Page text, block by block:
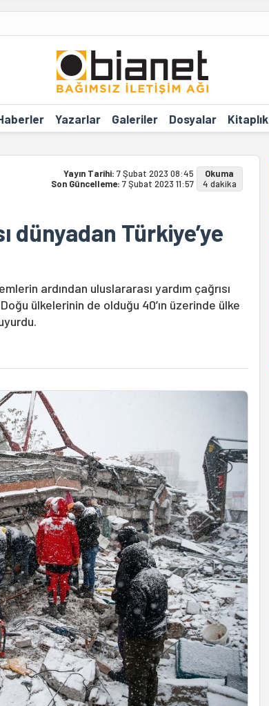
Yazarlar Galeriler Dosyalar Kitaplık
Yayın Tarihi: 7 Şubat 2023 08:45
Son Güncelleme: 7 Şubat 2023 11:57
Okuma
4 dakika
dünyadan Türkiye’ye
ardından uluslararası yardım çağrısı
ülkelerinin de olduğu 40’ın üzerinde ülke